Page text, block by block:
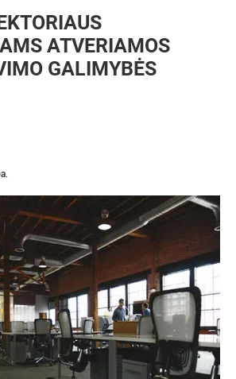
ATVERIAMOS
GALIMYBĖS
.